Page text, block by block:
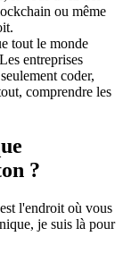
ou même
tout le monde
entreprises
coder,
comprendre les
?
l'endroit où vous
je suis là pour